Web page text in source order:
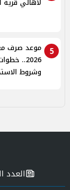
لأهالي
5
موعد صرف
2026..
وشروط
العدد